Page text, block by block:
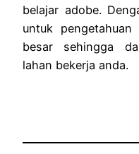
belajar adobe.
untuk
besar sehingga
lahan bekerja anda.